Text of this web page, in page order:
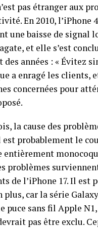
pas étranger aux
En 2010,
une baisse de signal
et elle s’est
des années : « Évitez
a enragé les clients,
concernées pour
la cause des
probablement le
entièrement
problèmes
de l’iPhone 17. Il est
plus, car la série
puce sans fil Apple
pas être exclu.